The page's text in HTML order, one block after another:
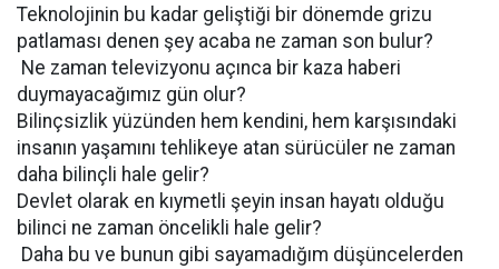
Teknolojinin bu kadar geliştiği bir dönemde grizu
patlaması denen şey acaba ne zaman son bulur?
Ne zaman televizyonu açınca bir kaza haberi
duymayacağımız gün olur?
Bilinçsizlik yüzünden hem kendini, hem karşısındaki
insanın yaşamını tehlikeye atan sürücüler ne zaman
daha bilinçli hale gelir?
Devlet olarak en kıymetli şeyin insan hayatı olduğu
bilinci ne zaman öncelikli hale gelir?
Daha bu ve bunun gibi sayamadığım düşüncelerden